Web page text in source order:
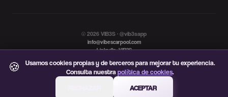
© 2026 VIB3S · @vib3sapp
info@vibescarpool.com
LinkedIn: VIB3S
ES
EN
🍪
Usamos cookies propias y de terceros para mejorar tu experiencia.
Consulta nuestrapolítica de cookies.
ACEPTAR